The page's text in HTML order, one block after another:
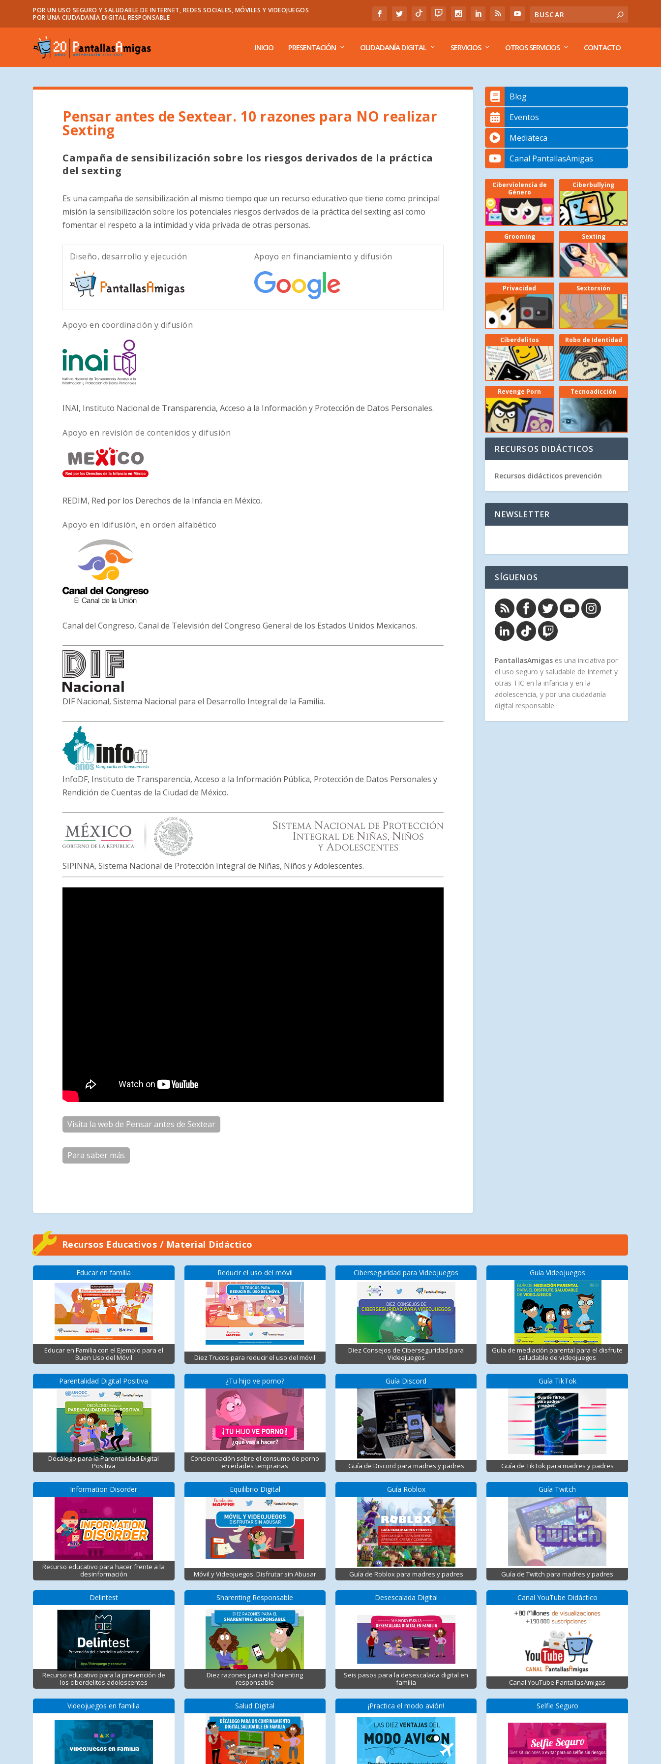
POR UN USO SEGURO Y SALUDABLE DE INTERNET, REDES SOCIALES, MÓVILES Y VIDEOJUEGOS
POR UNA CIUDADANÍA DIGITAL RESPONSABLE
INICIO PRESENTACIÓN CIUDADANÍA DIGITAL SERVICIOS OTROS SERVICIOS CONTACTO
Pensar antes de Sextear. 10 razones para NO realizar
Sexting
Campaña de sensibilización sobre los riesgos derivados de la práctica
del sexting
Es una campaña de sensibilización al mismo tiempo que un recurso educativo que tiene como principal
misión la sensibilización sobre los potenciales riesgos derivados de la práctica del sexting así como
fomentar el respeto a la intimidad y vida privada de otras personas.
Diseño, desarrollo y ejecución Apoyo en financiamiento y difusión
Apoyo en coordinación y difusión
INAI, Instituto Nacional de Transparencia, Acceso a la Información y Protección de Datos Personales.
Apoyo en revisión de contenidos y difusión
REDIM, Red por los Derechos de la Infancia en México.
Apoyo en ldifusión, en orden alfabético
Canal del Congreso, Canal de Televisión del Congreso General de los Estados Unidos Mexicanos.
DIF Nacional, Sistema Nacional para el Desarrollo Integral de la Familia.
InfoDF, Instituto de Transparencia, Acceso a la Información Pública, Protección de Datos Personales y
Rendición de Cuentas de la Ciudad de México.
SIPINNA, Sistema Nacional de Protección Integral de Niñas, Niños y Adolescentes.
Visita la web de Pensar antes de Sextear
Para saber más
Blog
Eventos
Mediateca
Canal PantallasAmigas
Ciberviolencia de
Género
Ciberbullying
Grooming Sexting
Privacidad Sextorsión
Ciberdelitos Robo de Identidad
Revenge Porn Tecnoadicción
RECURSOS DIDÁCTICOS
Recursos didácticos prevención
NEWSLETTER
SÍGUENOS
PantallasAmigas es una iniciativa por
el uso seguro y saludable de Internet y
otras TIC en la infancia y en la
adolescencia, y por una ciudadanía
digital responsable.
Recursos Educativos / Material Didáctico
Educar en familia
Educar en Familia con el Ejemplo para el
Buen Uso del Móvil
Parentalidad Digital Positiva
Decálogo para la Parentalidad Digital
Positiva
Information Disorder
Recurso educativo para hacer frente a la
desinformación
Delintest
Recurso educativo para la prevención de
los ciberdelitos adolescentes
Videojuegos en familia
Reducir el uso del móvil
Diez Trucos para reducir el uso del móvil
¿Tu hijo ve porno?
Concienciación sobre el consumo de porno
en edades tempranas
Equilibrio Digital
Móvil y Videojuegos. Disfrutar sin Abusar
Sharenting Responsable
Diez razones para el sharenting
responsable
Salud Digital
Ciberseguridad para Videojuegos
Diez Consejos de Ciberseguridad para
Videojuegos
Guía Discord
Guía de Discord para madres y padres
Guía Roblox
Guía de Roblox para madres y padres
Desescalada Digital
Seis pasos para la desescalada digital en
familia
¡Practica el modo avión!
Guía Videojuegos
Guía de mediación parental para el disfrute
saludable de videojuegos
Guía TikTok
Guía de TikTok para madres y padres
Guía Twitch
Guía de Twitch para madres y padres
Canal YouTube Didáctico
Canal YouTube PantallasAmigas
Selfie Seguro